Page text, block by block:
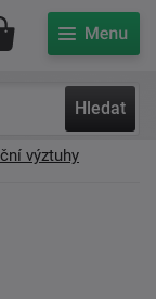
Hledat
Můj účet
výztuhy